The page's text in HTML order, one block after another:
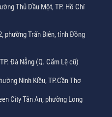
Thủ Dầu Một, TP. Hồ Chí
phường Trấn Biên, tỉnh Đồng
Đà Nẵng (Q. Cẩm Lệ cũ)
Ninh Kiều, TP.Cần Thơ
City Tân An, phường Long